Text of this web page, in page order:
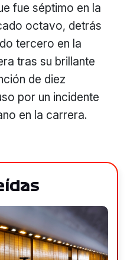
fue séptimo en la
octavo, detrás
tercero en la
tras su brillante
de diez
por un incidente
en la carrera.